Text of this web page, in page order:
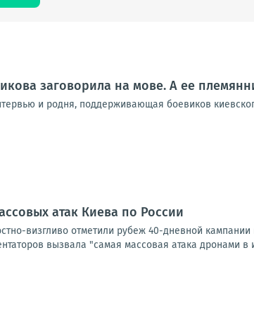
заговорила на мове. А ее
и родня, поддерживающая боевиков
атак Киева по России
визгливо отметили рубеж 40-дневной
вызвала "самая массовая атака дронами в